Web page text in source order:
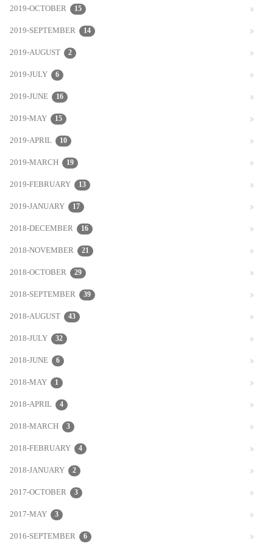
2019-OCTOBER 15
2019-SEPTEMBER 14
2019-AUGUST 2
2019-JULY 6
2019-JUNE 16
2019-MAY 15
2019-APRIL 10
2019-MARCH 19
2019-FEBRUARY 13
2019-JANUARY 17
2018-DECEMBER 16
2018-NOVEMBER 21
2018-OCTOBER 29
2018-SEPTEMBER 39
2018-AUGUST 43
2018-JULY 32
2018-JUNE 6
2018-MAY 1
2018-APRIL 4
2018-MARCH 3
2018-FEBRUARY 4
2018-JANUARY 2
2017-OCTOBER 3
2017-MAY 3
2016-SEPTEMBER 6